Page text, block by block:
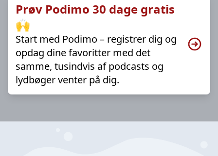
Prøv Podimo 30 dage gratis
🙌
Start med Podimo – registrer dig og
opdag dine favoritter med det
samme, tusindvis af podcasts og
lydbøger venter på dig.